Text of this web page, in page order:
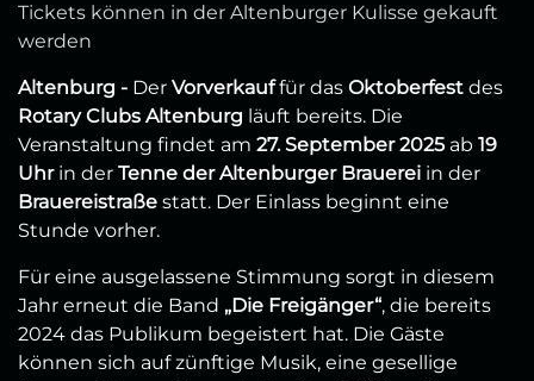
Tickets können in der Altenburger Kulisse gekauft
werden
Altenburg - Der Vorverkauffür das Oktoberfest des
Rotary Clubs Altenburg läuft bereits. Die
Veranstaltung findet am 27. September 2025 ab 19
Uhrin der Tenne der Altenburger Brauerei in der
Brauereistraße statt. Der Einlass beginnt eine
Stunde vorher.
Für eine ausgelassene Stimmung sorgt in diesem
Jahr erneut die Band „Die Freigänger“, die bereits
2024 das Publikum begeistert hat. Die Gäste
können sich auf zünftige Musik, eine gesellige